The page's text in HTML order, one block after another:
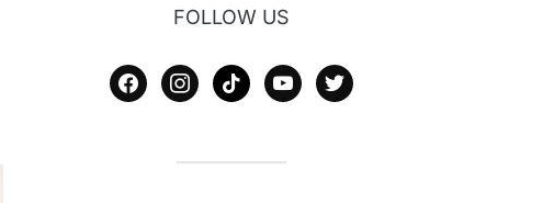
FOLLOW US
facebookinstagram
tiktok youtubetwitter